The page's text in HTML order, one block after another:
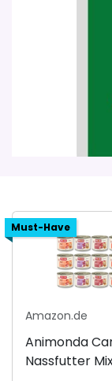
Must-Have
Amazon.de
Animonda
Nassfutter